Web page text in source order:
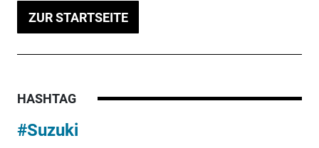
ZUR STARTSEITE
HASHTAG
#Suzuki